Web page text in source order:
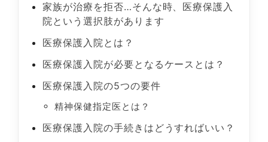
家族が治療を拒否…そんな時、医療保護入
院という選択肢があります
医療保護入院とは？
医療保護入院が必要となるケースとは？
医療保護入院の5つの要件
精神保健指定医とは？
医療保護入院の手続きはどうすればいい？